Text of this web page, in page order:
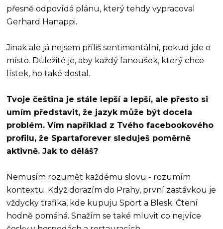
přesně odpovídá plánu, který tehdy vypracoval
Gerhard Hanappi.
Jinak ale já nejsem příliš sentimentální, pokud jde o
místo. Důležité je, aby každý fanoušek, který chce
lístek, ho také dostal.
Tvoje čeština je stále lepší a lepší, ale přesto si
umím představit, že jazyk může být docela
problém. Vím například z Tvého facebookového
profilu, že Spartaforever sleduješ poměrně
aktivně. Jak to děláš?
Nemusím rozumět každému slovu - rozumím
kontextu. Když dorazím do Prahy, první zastávkou je
vždycky trafika, kde kupuju Sport a Blesk. Čtení
hodně pomáhá. Snažím se také mluvit co nejvíce